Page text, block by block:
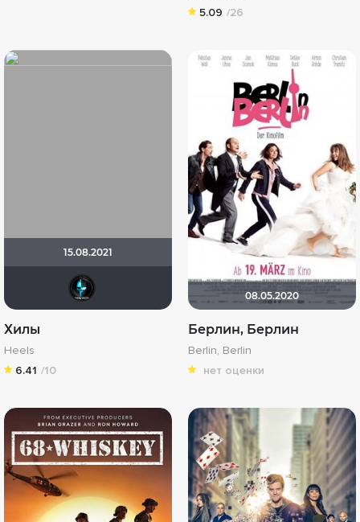
5.09 /26
15.08.2021
Tematik
Хилы
Heels
6.41 /10
08.05.2020
Берлин, Берлин
Berlin, Berlin
нет оценки